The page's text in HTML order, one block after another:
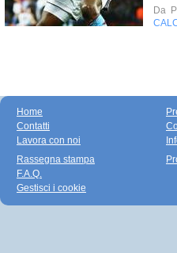
Da
Home
Contatti
Lavora con noi
Rassegna stampa
F.A.Q.
Gestisci i cookie